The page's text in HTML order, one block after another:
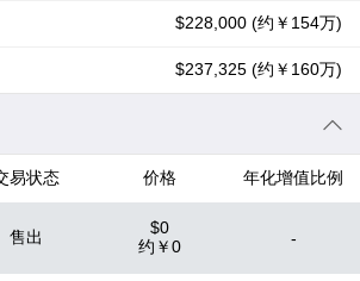
$228,000 (约￥154万)
$237,325 (约￥160万)
易状态 价格 年化增值比例
售出
$0
约 ￥0 -